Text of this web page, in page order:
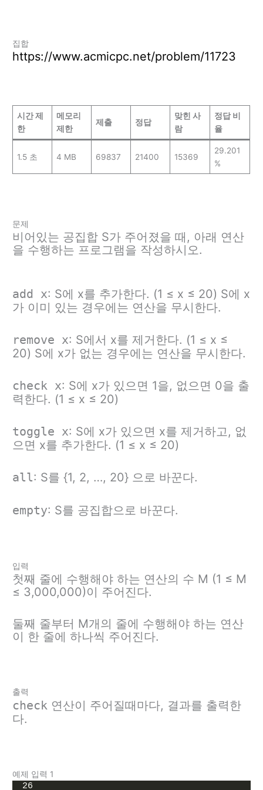
집합
https://www.acmicpc.net/problem/11723
시간 제
한
메모리
제한
제출 정답
맞힌 사
람
정답 비
율
1.5 초 4 MB 69837 21400 15369
29.201
%
문제
비어있는 공집합 S가 주어졌을 때, 아래 연산
을 수행하는 프로그램을 작성하시오.
add x: S에 x를 추가한다. (1 ≤ x ≤ 20) S에 x
가 이미 있는 경우에는 연산을 무시한다.
remove x: S에서 x를 제거한다. (1 ≤ x ≤
20) S에 x가 없는 경우에는 연산을 무시한다.
check x: S에 x가 있으면 1을, 없으면 0을 출
력한다. (1 ≤ x ≤ 20)
toggle x: S에 x가 있으면 x를 제거하고, 없
으면 x를 추가한다. (1 ≤ x ≤ 20)
all: S를 {1, 2, …, 20} 으로 바꾼다.
empty: S를 공집합으로 바꾼다.
입력
첫째 줄에 수행해야 하는 연산의 수 M (1 ≤ M
≤ 3,000,000)이 주어진다.
둘째 줄부터 M개의 줄에 수행해야 하는 연산
이 한 줄에 하나씩 주어진다.
출력
check 연산이 주어질때마다, 결과를 출력한
다.
예제 입력 1
26